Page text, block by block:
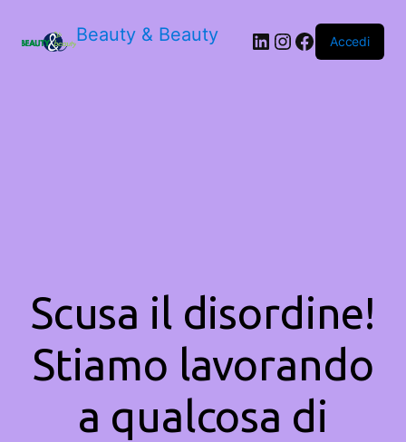
Beauty & Beauty LinkedIn
Instagram
Facebook
Accedi
Scusa il disordine!
Stiamo lavorando
a qualcosa di